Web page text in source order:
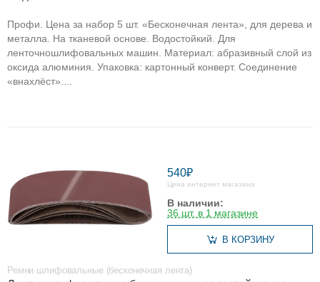
Профи. Цена за набор 5 шт. «Бесконечная лента», для дерева и
металла. На тканевой основе. Водостойкий. Для
ленточношлифовальных машин. Материал: абразивный слой из
оксида алюминия. Упаковка: картонный конверт. Соединение
«внахлёст»....
540₽
Цена интернет магазина
В наличии:
36 шт. в 1 магазине
В КОРЗИНУ
Ремни шлифовальные (бесконечная лента)